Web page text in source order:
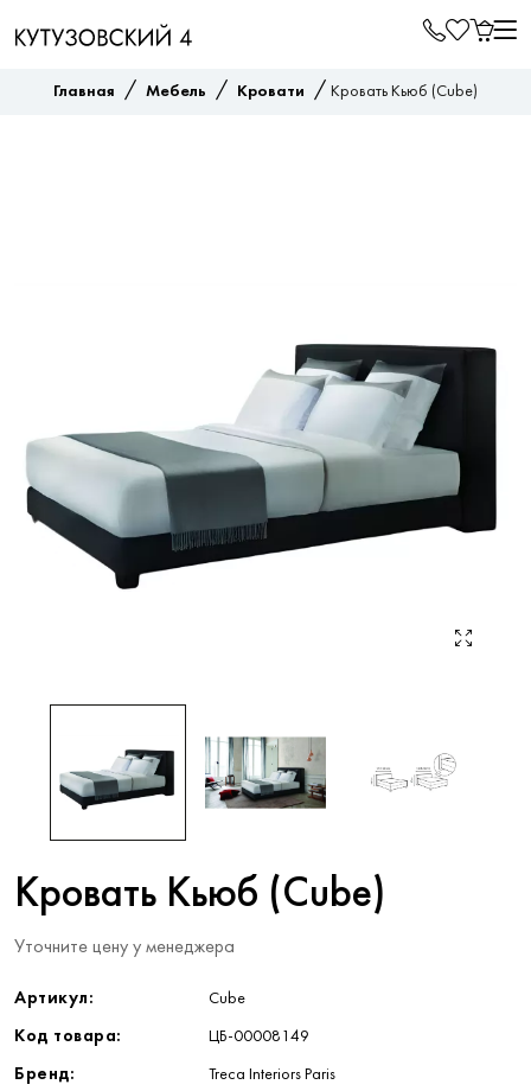
Главная / Мебель / Кровати / Кровать Кьюб (Cube)
Кровать Кьюб (Cube)
Уточните цену у менеджера
Артикул: Cube
Код товара: ЦБ-00008149
Бренд: Treca Interiors Paris